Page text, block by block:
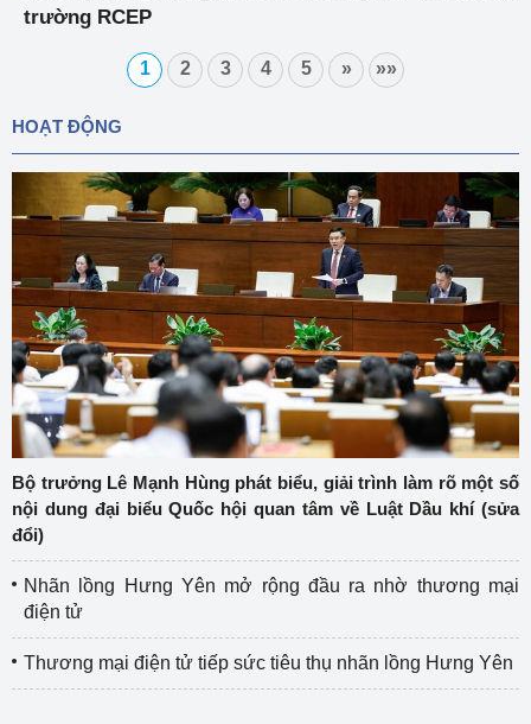
trường RCEP
1 2 3 4 5 » »»
HOẠT ĐỘNG
Bộ trưởng Lê Mạnh Hùng phát biểu, giải trình làm rõ một số
nội dung đại biểu Quốc hội quan tâm về Luật Dầu khí (sửa
đổi)
Nhãn lồng Hưng Yên mở rộng đầu ra nhờ thương mại
điện tử
Thương mại điện tử tiếp sức tiêu thụ nhãn lồng Hưng Yên